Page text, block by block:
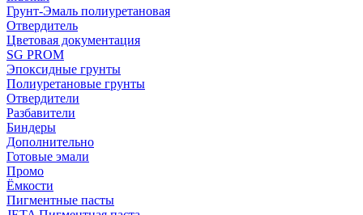
Грунт-Эмаль полиуретановая
Отвердитель
Цветовая документация
SG PROM
Эпоксидные грунты
Полиуретановые грунты
Отвердители
Разбавители
Биндеры
Дополнительно
Готовые эмали
Промо
Ёмкости
Пигментные пасты